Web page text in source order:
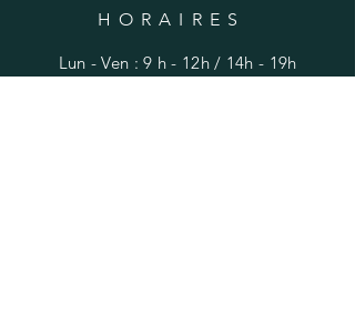
HORAIRES
Lun - Ven : 9 h - 12h / 14h - 19h